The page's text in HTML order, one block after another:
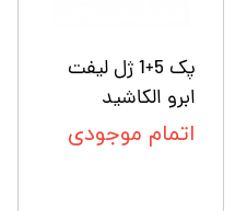
پک 5+1 ژل لیفت
ابرو الکاشید
اتمام موجودی